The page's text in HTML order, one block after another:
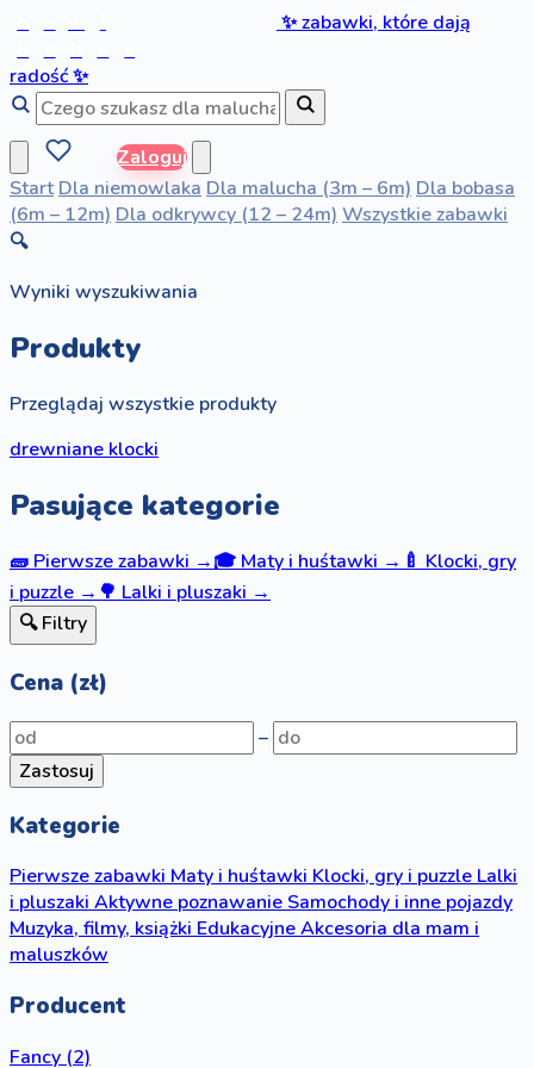
✨zabawki, które dają
radość✨
Zaloguj
Start Dla niemowlaka Dla malucha (3m – 6m) Dla bobasa
(6m – 12m) Dla odkrywcy (12 – 24m) Wszystkie zabawki
🔍
Wyniki wyszukiwania
Produkty
Przeglądaj wszystkie produkty
drewniane klocki
Pasujące kategorie
🧱Pierwsze zabawki→🎓Maty i huśtawki→🍼Klocki, gry
i puzzle→🌳Lalki i pluszaki→
🔍 Filtry
Cena (zł)
–
Zastosuj
Kategorie
Pierwsze zabawki Maty i huśtawki Klocki, gry i puzzle Lalki
i pluszaki Aktywne poznawanie Samochody i inne pojazdy
Muzyka, filmy, książki EdukacyjneAkcesoria dla mam i
maluszków
Producent
Fancy (2)